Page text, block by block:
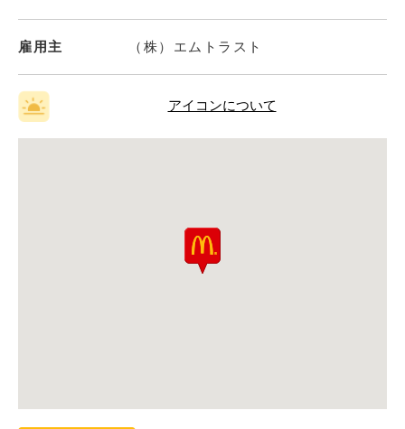
雇用主 （株）エムトラスト
アイコンについて